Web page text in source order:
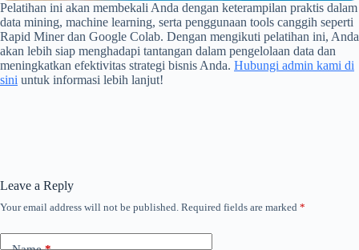
Pelatihan ini akan membekali Anda dengan keterampilan praktis dalam
data mining, machine learning, serta penggunaan tools canggih seperti
Rapid Miner dan Google Colab. Dengan mengikuti pelatihan ini, Anda
akan lebih siap menghadapi tantangan dalam pengelolaan data dan
meningkatkan efektivitas strategi bisnis Anda. Hubungi admin kami di
sini untuk informasi lebih lanjut!
Leave a Reply
Your email address will not be published. Required fields are marked *